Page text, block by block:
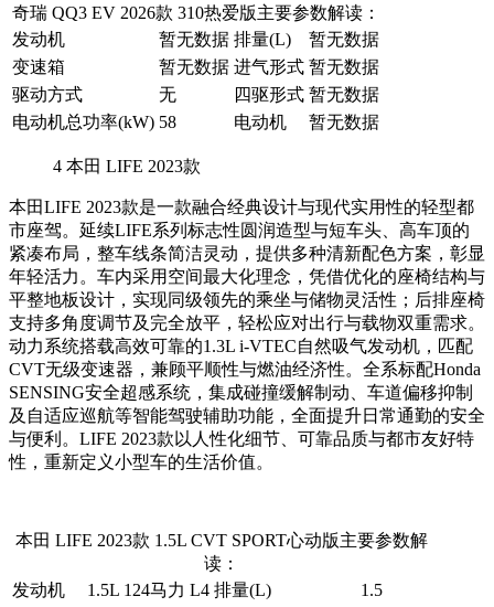
奇瑞 QQ3 EV 2026款 310热爱版主要参数解读：
发动机
暂无数据 排量(L)
暂无数据
变速箱
暂无数据 进气形式 暂无数据
驱动方式
无 四驱形式 暂无数据
电动机总功率(kW) 58 电动机 暂无数据
4 本田 LIFE 2023款
本田LIFE 2023款是一款融合经典设计与现代实用性的轻型都
市座驾。延续LIFE系列标志性圆润造型与短车头、高车顶的
紧凑布局，整车线条简洁灵动，提供多种清新配色方案，彰显
年轻活力。车内采用空间最大化理念，凭借优化的座椅结构与
平整地板设计，实现同级领先的乘坐与储物灵活性；后排座椅
支持多角度调节及完全放平，轻松应对出行与载物双重需求。
动力系统搭载高效可靠的1.3L i-VTEC自然吸气发动机，匹配
CVT无级变速器，兼顾平顺性与燃油经济性。全系标配Honda
SENSING安全超感系统，集成碰撞缓解制动、车道偏移抑制
及自适应巡航等智能驾驶辅助功能，全面提升日常通勤的安全
与便利。LIFE 2023款以人性化细节、可靠品质与都市友好特
性，重新定义小型车的生活价值。
本田 LIFE 2023款 1.5L CVT SPORT心动版主要参数解
读：
发动机
1.5L 124马力 L4 排量(L)
1.5